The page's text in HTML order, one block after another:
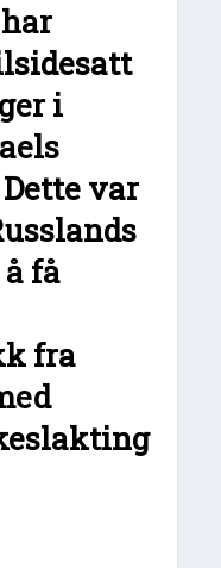
i
var
få
fra